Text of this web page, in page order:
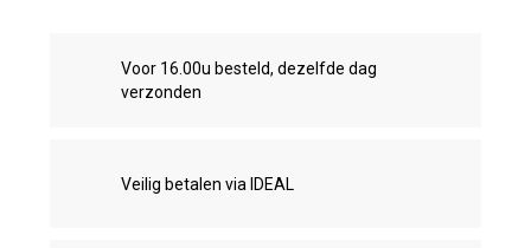
Voor 16.00u besteld, dezelfde dag
verzonden
Veilig betalen via IDEAL